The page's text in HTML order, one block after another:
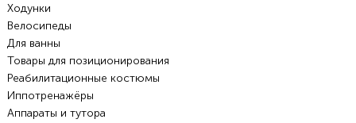
Ходунки
Велосипеды
Для ванны
Товары для позиционирования
Реабилитационные костюмы
Иппотренажёры
Аппараты и тутора